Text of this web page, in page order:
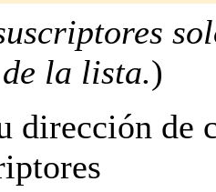
la lista.)
dirección de